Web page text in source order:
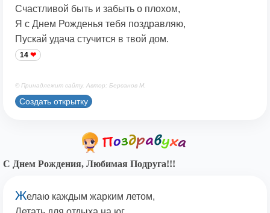
Счастливой быть и забыть о плохом,
Я с Днем Рожденья тебя поздравляю,
Пускай удача стучится в твой дом.
14
© Принадлежит сайту. Автор: Берсанов М.
Создать открытку
С Днем Рождения, Любимая Подруга!!!
Желаю каждым жарким летом,